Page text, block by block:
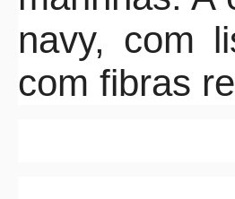
navy, com
com fibras